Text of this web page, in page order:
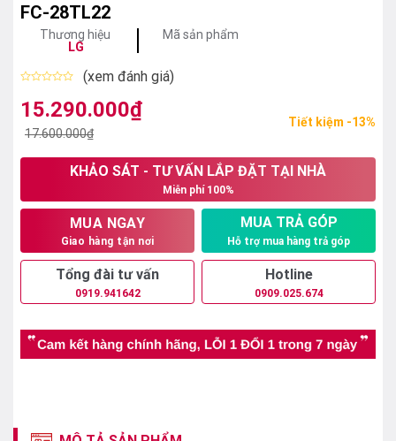
FC-28TL22
Thương hiệu
LG
Mã sản phẩm
xếp
hạng
5
(xem đánh giá)
17.600.000₫
Giá
gốc
17.600.000₫.
15.290.000₫
Giá
hiện
Tiết kiệm -13%
KHẢO SÁT - TƯ VẤN LẮP ĐẶT TẠI NHÀ
Miễn phí 100%
MUA NGAY
Giao hàng tận nơi
MUA TRẢ GÓP
Hỗ trợ mua hàng trả góp
Tổng đài tư vấn
0919.941642
Hotline
0909.025.674